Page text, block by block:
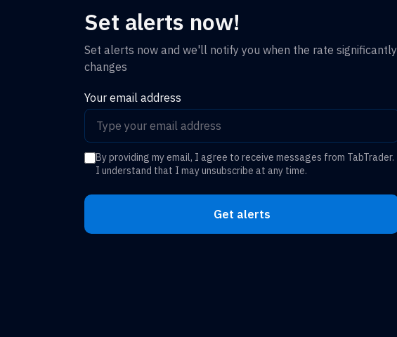
Set alerts now!
Set alerts now and we'll notify you when the rate significantly
changes
Your email address
By providing my email, I agree to receive messages from TabTrader.
I understand that I may unsubscribe at any time.
Get alerts